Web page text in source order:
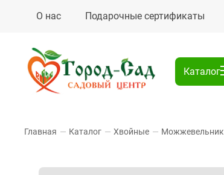
О нас Подарочные сертификаты
Каталог
Главная — Каталог — Хвойные — Можжевельник